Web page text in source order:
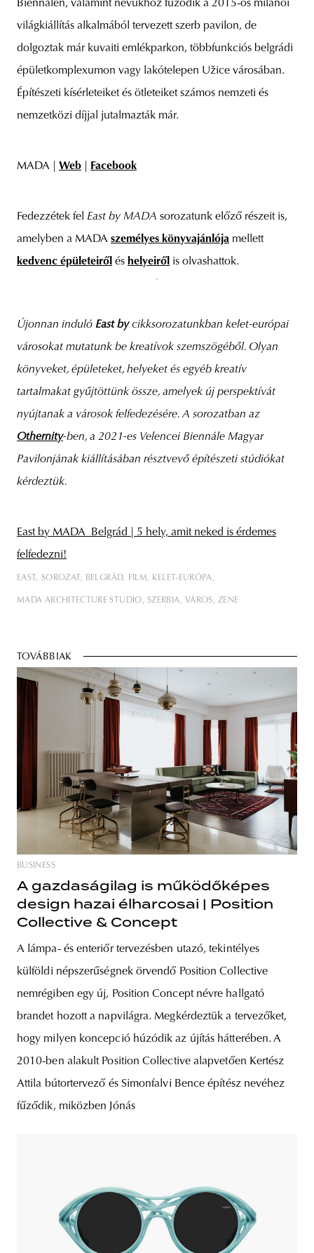
Biennálén, valamint nevükhöz fűződik a 2015-ös milánói
világkiállítás alkalmából tervezett szerb pavilon, de
dolgoztak már kuvaiti emlékparkon, többfunkciós belgrádi
épületkomplexumon vagy lakótelepen Užice városában.
Építészeti kísérleteiket és ötleteiket számos nemzeti és
nemzetközi díjjal jutalmazták már.
MADA | Web Facebook
Fedezzétek fel East by MADA sorozatunk előző részeit is,
amelyben a MADA személyes könyvajánlója mellett
kedvenc épületeiről és helyeiről is olvashattok.
Újonnan induló East bycikksorozatunkban kelet-európai
városokat mutatunk be kreatívok szemszögéből. Olyan
könyveket, épületeket, helyeket és egyéb kreatív
tartalmakat gyűjtöttünk össze, amelyek új perspektívát
nyújtanak a városok felfedezésére. A sorozatban az
Othernity-ben, a 2021-es Velencei Biennále Magyar
Pavilonjának kiállításában résztvevő építészeti stúdiókat
kérdeztük.
East by MADA_Belgrád | 5 hely, amit neked is érdemes
felfedezni!
EAST SOROZAT BELGRÁD FILM KELET-EURÓPA
MADA ARCHITECTURE STUDIO SZERBIA VÁROS ZENE
TOVÁBBIAK
BUSINESS
A gazdaságilag is működőképes
design hazai élharcosai | Position
Collective & Concept
A lámpa- és enteriőr tervezésben utazó, tekintélyes
külföldi népszerűségnek örvendő Position Collective
nemrégiben egy új, Position Concept névre hallgató
brandet hozott a napvilágra. Megkérdeztük a tervezőket,
hogy milyen koncepció húzódik az újítás hátterében. A
2010-ben alakult Position Collective alapvetően Kertész
Attila bútortervező és Simonfalvi Bence építész nevéhez
fűződik, miközben Jónás